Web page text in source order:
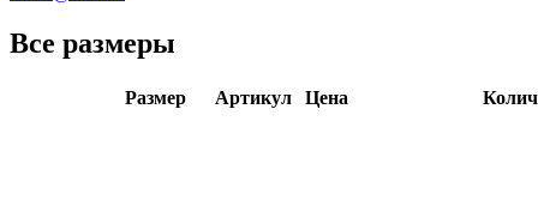
Все размеры
Размер Артикул Цена